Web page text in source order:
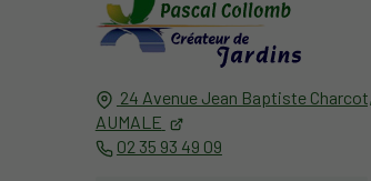
24 Avenue Jean Baptiste Charcot,
AUMALE
02 35 93 49 09